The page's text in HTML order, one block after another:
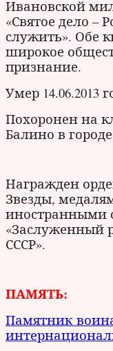
Ивановской
«Святое дело –
служить». Обе
широкое
признание.
Умер 14.06.2013
Похоронен на
Балино в
Награжден
Звезды,
иностранными
«Заслуженный
СССР».
ПАМЯТЬ:
Памятник